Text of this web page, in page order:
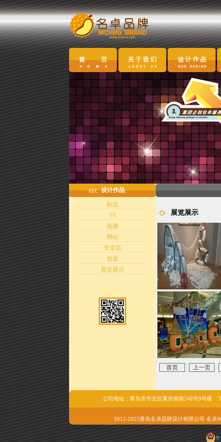
设计作品
标志
VI
画册
网站
专卖店
包装
展览展示
展览展示
首页 上一页
公司地址：青岛市市北区重庆南路246号9号楼
2012-2025青岛名卓品牌设计有限公司 名
鲁